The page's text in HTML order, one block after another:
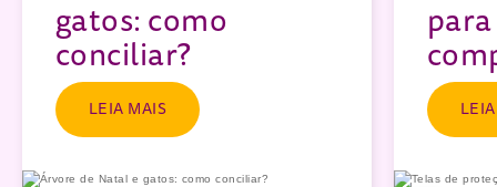
gatos: como
conciliar?
LEIA MAIS